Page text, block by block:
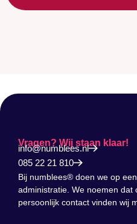
Vragen? Wij staan klaar!
info@numblees.nl
085 22 21 810
Bij numblees® doen we op
administratie. We noemen
persoonlijk contact vinden wij